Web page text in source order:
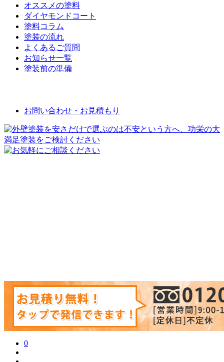
オススメの塗料
ダイヤモンドコート
塗料コラム
塗装の流れ
よくあるご質問
お知らせ一覧
塗装前の準備
お問い合わせ・お見積もり
0